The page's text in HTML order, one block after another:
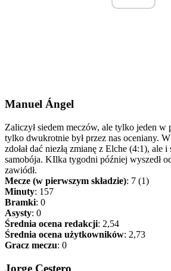
Manuel Ángel
Zaliczył siedem meczów, ale tylko jeden w
tylko dwukrotnie był przez nas oceniany.
zdołał dać niezłą zmianę z Elche (4:1), ale
samobója. KIlka tygodni później wyszedł
zawiódł.
Mecze (w pierwszym składzie): 7 (1)
Minuty: 157
Bramki: 0
Asysty: 0
Średnia ocena redakcji: 2,54
Średnia ocena użytkowników: 2,73
Gracz meczu: 0
Jorge Cestero